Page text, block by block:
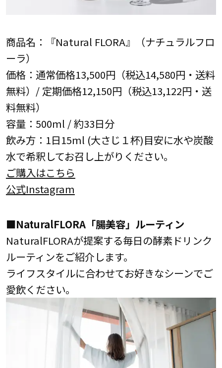
商品名：『Natural FLORA』（ナチュラルフロ
ーラ）
価格：通常価格13,500円（税込14,580円・送料
無料）/ 定期価格12,150円（税込13,122円・送
料無料）
容量：500ml / 約33日分
飲み方：1日15ml (大さじ１杯)目安に水や炭酸
水で希釈してお召し上がりください。
ご購入はこちら
公式Instagram
■NaturalFLORA「腸美容」ルーティン
NaturalFLORAが提案する毎日の酵素ドリンク
ルーティンをご紹介します。
ライフスタイルに合わせてお好きなシーンでご
愛飲ください。